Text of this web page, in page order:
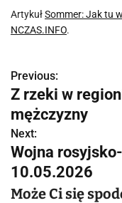
ArtykułSommer: Jak tu
NCZAS.INFO.
N
a
w
i
g
Previous:
Z rzeki w
mężczyzny
Next:
Wojna
10.05.2026
Może Ci się